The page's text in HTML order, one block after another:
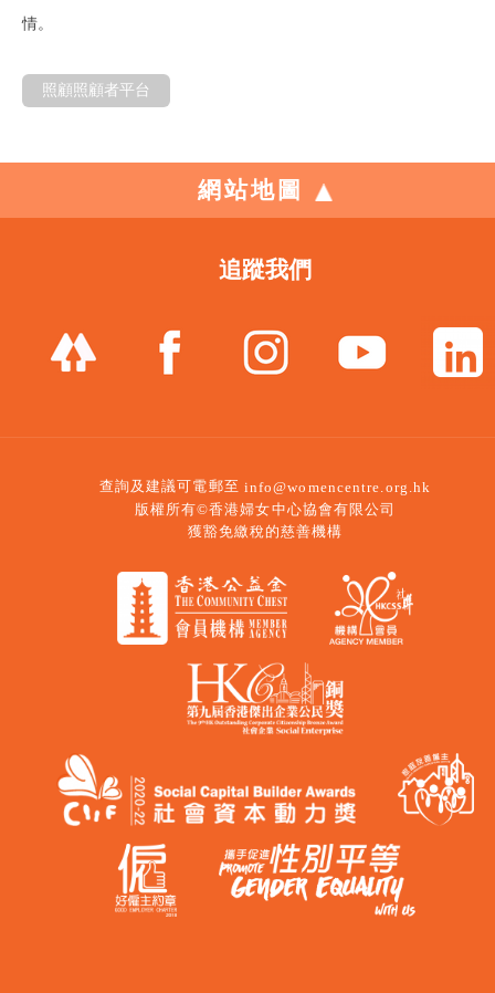
情。
照顧照顧者平台
網站地圖
追蹤我們
查詢及建議可電郵至 info@womencentre.org.hk
版權所有©香港婦女中心協會有限公司
獲豁免繳稅的慈善機構